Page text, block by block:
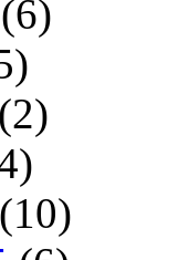
(6)
(2)
(10)